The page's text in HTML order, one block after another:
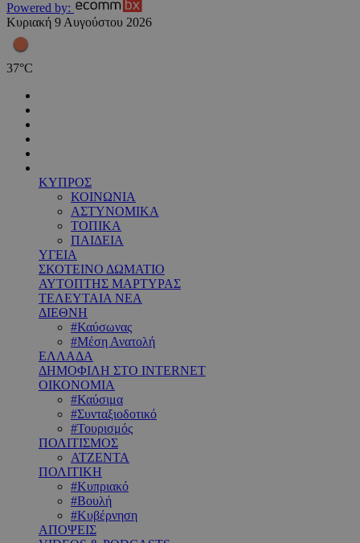
Powered by:
Κυριακή 9 Αυγούστου 2026
37°C
ΚΥΠΡΟΣ
ΚΟΙΝΩΝΙΑ
ΑΣΤΥΝΟΜΙΚΑ
ΤΟΠΙΚΑ
ΠΑΙΔΕΙΑ
ΥΓΕΙΑ
ΣΚΟΤΕΙΝΟ ΔΩΜΑΤΙΟ
ΑΥΤΟΠΤΗΣ ΜΑΡΤΥΡΑΣ
ΤΕΛΕΥΤΑΙΑ ΝΕΑ
ΔΙΕΘΝΗ
#Καύσωνας
#Μέση Ανατολή
ΕΛΛΑΔΑ
ΔΗΜΟΦΙΛΗ ΣΤΟ INTERNET
ΟΙΚΟΝΟΜΙΑ
#Καύσιμα
#Συνταξιοδοτικό
#Τουρισμός
ΠΟΛΙΤΙΣΜΟΣ
ΑΤΖΕΝΤΑ
ΠΟΛΙΤΙΚΗ
#Κυπριακό
#Βουλή
#Κυβέρνηση
ΑΠΟΨΕΙΣ